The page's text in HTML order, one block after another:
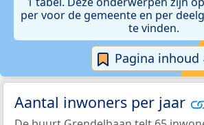
per voor de gemeente en per
te vinden.
Pagina inhoud
Aantal inwoners per jaar